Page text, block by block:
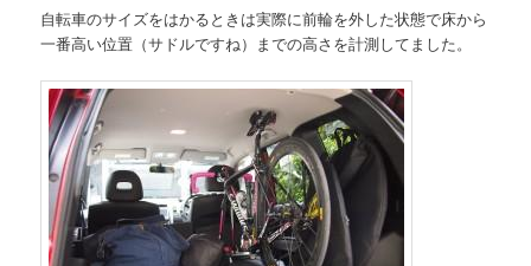
自転車のサイズをはかるときは実際に前輪を外した状態で床から
一番高い位置（サドルですね）までの高さを計測してました。